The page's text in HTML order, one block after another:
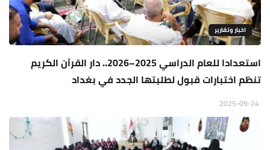
اخبار وتقارير
استعدادا للعام الدراسي 2025–2026.. دار القرآن الكريم
تنظم اختبارات قبول لطلبتها الجدد في بغداد